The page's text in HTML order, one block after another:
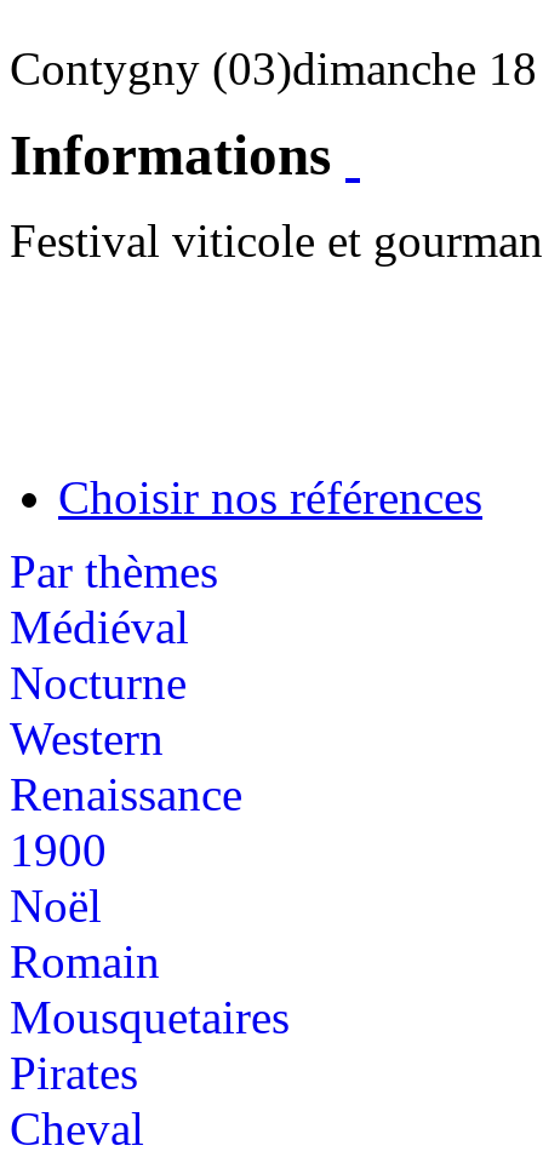
Contygny (03)dimanche
Informations
Festival viticole et
Choisir nos références
Par thèmes
Médiéval
Nocturne
Western
Renaissance
1900
Noël
Romain
Mousquetaires
Pirates
Cheval